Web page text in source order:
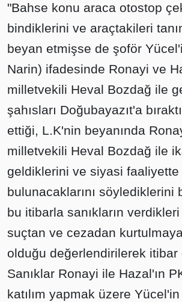
"Bahse konu araca otostop
bindiklerini ve araçtakileri
beyan etmişse de şoför
Narin) ifadesinde Ronayi ve
milletvekili Heval Bozdağ ile
şahısları Doğubayazıt'a
ettiği, L.K'nin beyanında
milletvekili Heval Bozdağ ile
geldiklerini ve siyasi faaliyette
bulunacaklarını söylediklerini
bu itibarla sanıkların
suçtan ve cezadan
olduğu değerlendirilerek itibar
Sanıklar Ronayi ile Hazal'ın
katılım yapmak üzere